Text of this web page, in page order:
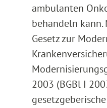
ambulanten
behandeln
Gesetz zur
2003 (BGBl I